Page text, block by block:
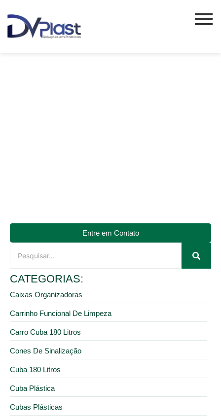
Entre em Contato
CATEGORIAS:
Caixas Organizadoras
Carrinho Funcional De Limpeza
Carro Cuba 180 Litros
Cones De Sinalização
Cuba 180 Litros
Cuba Plástica
Cubas Plásticas